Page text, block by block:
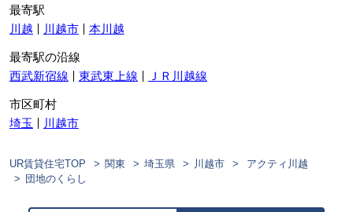
最寄駅
川越
川越市 本川越
最寄駅の沿線
西武新宿線
東武東上線 ＪＲ川越線
市区町村
埼玉
川越市
UR賃貸住宅TOP 関東 埼玉県 川越市
アクティ川越
団地のくらし